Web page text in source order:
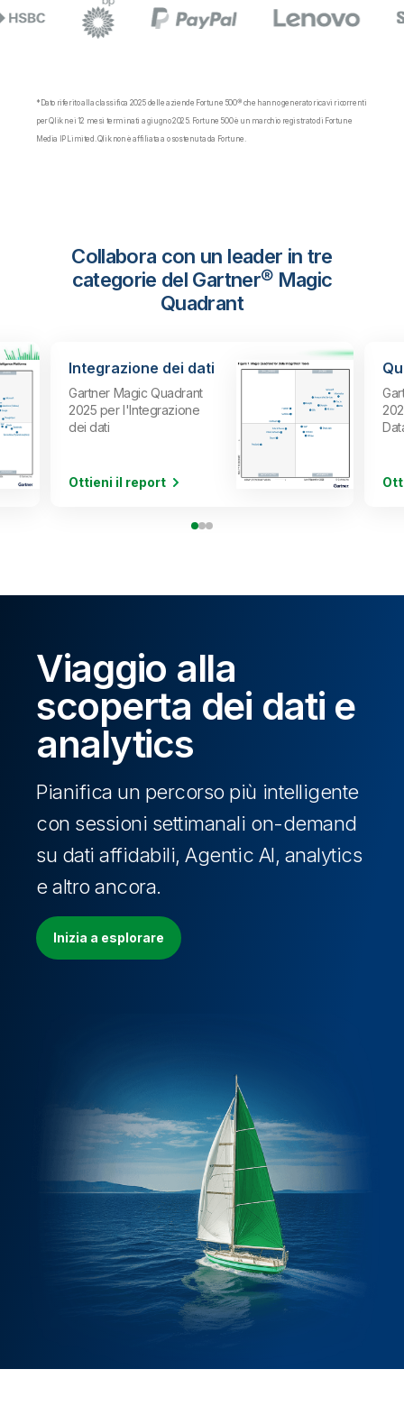
*Dato riferito alla classifica 2025 delle aziende Fortune 500® che hanno generato ricavi ricorrenti
per Qlik nei 12 mesi terminati a giugno 2025. Fortune 500 è un marchio registrato di Fortune
Media IP Limited. Qlik non è affiliata a o sostenuta da Fortune.
Collabora con un leader in tre
categorie del Gartner® Magic
Quadrant
Integrazione dei dati
Gartner Magic Quadrant
2025 per l'Integrazione
dei dati
Ottieni il report
Viaggio alla
scoperta dei dati e
analytics
Pianifica un percorso più intelligente
con sessioni settimanali on-demand
su dati affidabili, Agentic AI, analytics
e altro ancora.
Inizia a esplorare